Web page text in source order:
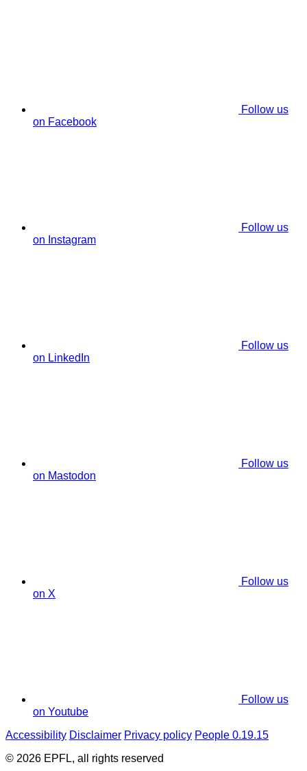
Follow us
on Facebook
Follow us
on Instagram
Follow us
on LinkedIn
Follow us
on Mastodon
Follow us
on X
Follow us
on Youtube
Accessibility Disclaimer Privacy policy People 0.19.15
© 2026 EPFL, all rights reserved